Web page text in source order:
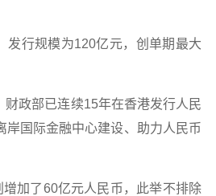
行规模为120亿元，创单期最大
政部已连续15年在香港发行人民
国际金融中心建设、助力人民币
加了60亿元人民币，此举不排除